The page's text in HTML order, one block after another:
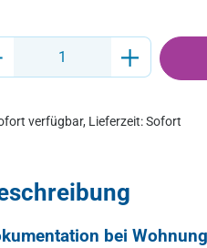
Anzahl: Gib den gewünschten
verfügbar, Lieferzeit: Sofort
bei